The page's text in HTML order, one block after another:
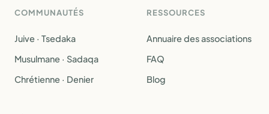
COMMUNAUTÉS
Juive · Tsedaka
Musulmane · Sadaqa
Chrétienne · Denier
RESSOURCES
Annuaire des associations
FAQ
Blog